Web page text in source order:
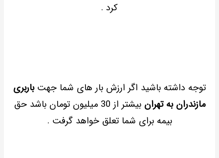
کرد .
توجه داشته باشید اگر ارزش بار های شما جهتباربری
مازندران به تهران
بیشتر از 30 میلیون تومان باشد حق
بیمه برای شما تعلق خواهد گرفت .